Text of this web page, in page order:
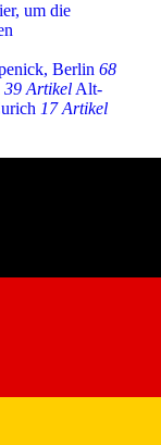
um die
Berlin 68
39 Artikel Alt-
17 Artikel